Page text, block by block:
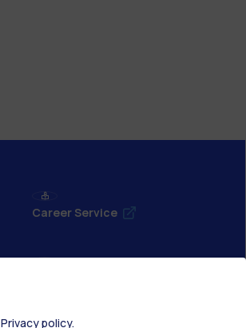
Career Service
Privacy policy.